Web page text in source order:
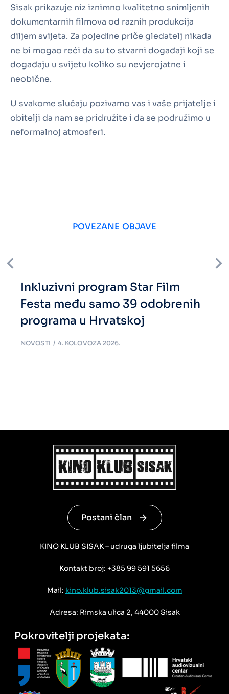
Sisak prikazuje niz iznimno kvalitetno snimljenih
dokumentarnih filmova od raznih produkcija
diljem svijeta. Za pojedine priče gledatelj nikada
ne bi mogao reći da su to stvarni događaji koji se
događaju u svijetu koliko su nevjerojatne i
neobične.
U svakome slučaju pozivamo vas i vaše prijatelje i
obitelji da nam se pridružite i da se podružimo u
neformalnoj atmosferi.
POVEZANE OBJAVE
Inkluzivni program Star Film
Festa među samo 39 odobrenih
programa u Hrvatskoj
NOVOSTI 4. KOLOVOZA 2026.
Postani član
KINO KLUB SISAK – udruga ljubitelja filma
Kontakt broj: +385 99 591 5656
Mail: kino.klub.sisak2013@gmail.com
Adresa: Rimska ulica 2, 44000 Sisak
Pokrovitelji projekata: